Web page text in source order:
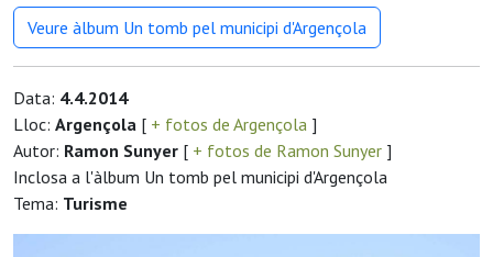
Veure àlbum Un tomb pel municipi d'Argençola
Data: 4.4.2014
Lloc: Argençola [ + fotos de Argençola ]
Autor: Ramon Sunyer [ + fotos de Ramon Sunyer ]
Inclosa a l'àlbum Un tomb pel municipi d'Argençola
Tema: Turisme